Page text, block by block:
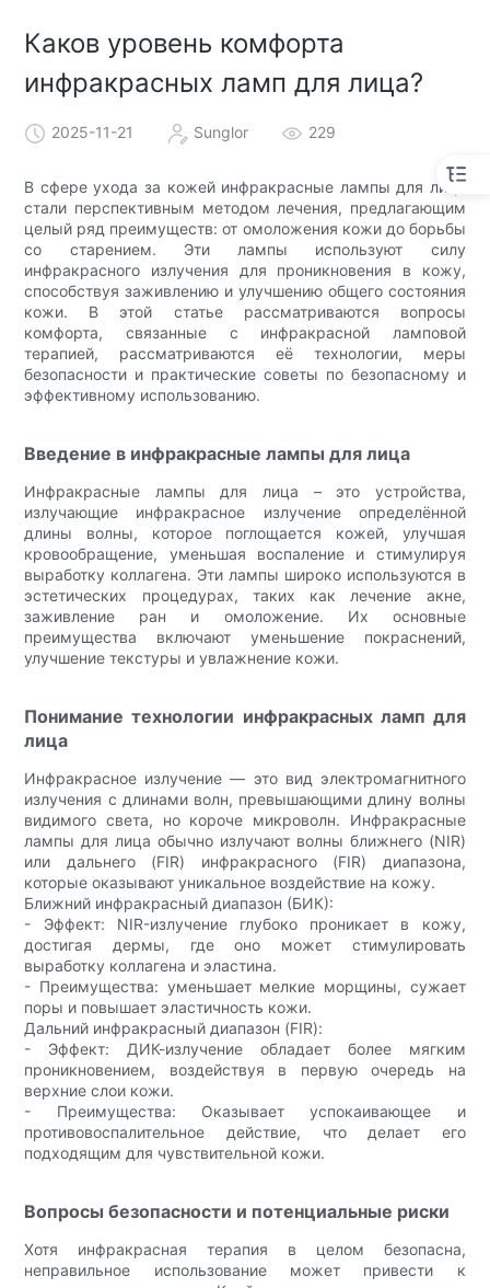
Каков уровень комфорта
инфракрасных ламп для лица?
2025-11-21 Sunglor 229
В сфере ухода за кожей инфракрасные лампы для лица
стали перспективным методом лечения, предлагающим
целый ряд преимуществ: от омоложения кожи до борьбы
со старением. Эти лампы используют силу
инфракрасного излучения для проникновения в кожу,
способствуя заживлению и улучшению общего состояния
кожи. В этой статье рассматриваются вопросы
комфорта, связанные с инфракрасной ламповой
терапией, рассматриваются её технологии, меры
безопасности и практические советы по безопасному и
эффективному использованию.
Введение в инфракрасные лампы для лица
Инфракрасные лампы для лица – это устройства,
излучающие инфракрасное излучение определённой
длины волны, которое поглощается кожей, улучшая
кровообращение, уменьшая воспаление и стимулируя
выработку коллагена. Эти лампы широко используются в
эстетических процедурах, таких как лечение акне,
заживление ран и омоложение. Их основные
преимущества включают уменьшение покраснений,
улучшение текстуры и увлажнение кожи.
Понимание технологии инфракрасных ламп для
лица
Инфракрасное излучение — это вид электромагнитного
излучения с длинами волн, превышающими длину волны
видимого света, но короче микроволн. Инфракрасные
лампы для лица обычно излучают волны ближнего (NIR)
или дальнего (FIR) инфракрасного (FIR) диапазона,
которые оказывают уникальное воздействие на кожу.
Ближний инфракрасный диапазон (БИК):
- Эффект: NIR-излучение глубоко проникает в кожу,
достигая дермы, где оно может стимулировать
выработку коллагена и эластина.
- Преимущества: уменьшает мелкие морщины, сужает
поры и повышает эластичность кожи.
Дальний инфракрасный диапазон (FIR):
- Эффект: ДИК-излучение обладает более мягким
проникновением, воздействуя в первую очередь на
верхние слои кожи.
- Преимущества: Оказывает успокаивающее и
противовоспалительное действие, что делает его
подходящим для чувствительной кожи.
Вопросы безопасности и потенциальные риски
Хотя инфракрасная терапия в целом безопасна,
неправильное использование может привести к